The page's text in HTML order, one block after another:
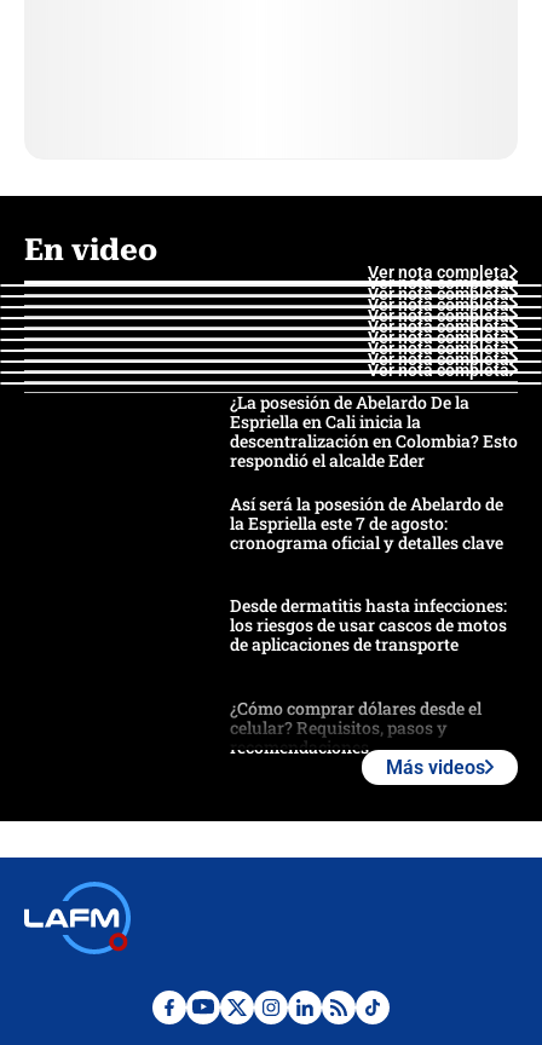
En video
Ver nota completa
Ver nota completa
Ver nota completa
Ver nota completa
Ver nota completa
Ver nota completa
Ver nota completa
Ver nota completa
Ver nota completa
Ver nota completa
¿La posesión de Abelardo De la
Espriella en Cali inicia la
descentralización en Colombia? Esto
respondió el alcalde Eder
Así será la posesión de Abelardo de
la Espriella este 7 de agosto:
cronograma oficial y detalles clave
Desde dermatitis hasta infecciones:
los riesgos de usar cascos de motos
de aplicaciones de transporte
¿Cómo comprar dólares desde el
celular? Requisitos, pasos y
recomendaciones
jueves 6 de agosto de 2026
Álvaro Uribe asistirá a la posesión y
Más videos